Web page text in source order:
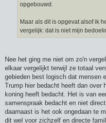
opgebouwd.
Maar als dit is opgevat alsof ik
vergelijk: dat is niet mijn
Nee het ging me niet om zo'n
elkaar vergelijkt terwijl ze totaal
gebieden best logisch dat mensen
Trump hier bedacht heeft dan over
koning heeft bedacht. Het is van
samenspraak bedacht en niet
daarnaast is het ook ongedaan te
dit wel voor zichzelf en directe